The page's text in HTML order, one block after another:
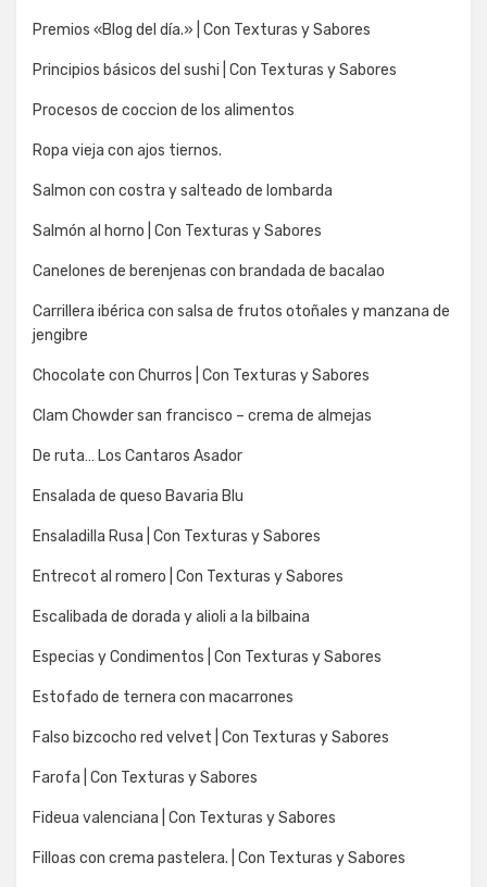
Premios «Blog del día.» | Con Texturas y Sabores
Principios básicos del sushi | Con Texturas y Sabores
Procesos de coccion de los alimentos
Ropa vieja con ajos tiernos.
Salmon con costra y salteado de lombarda
Salmón al horno | Con Texturas y Sabores
Canelones de berenjenas con brandada de bacalao
Carrillera ibérica con salsa de frutos otoñales y manzana de
jengibre
Chocolate con Churros | Con Texturas y Sabores
Clam Chowder san francisco – crema de almejas
De ruta… Los Cantaros Asador
Ensalada de queso Bavaria Blu
Ensaladilla Rusa | Con Texturas y Sabores
Entrecot al romero | Con Texturas y Sabores
Escalibada de dorada y alioli a la bilbaina
Especias y Condimentos | Con Texturas y Sabores
Estofado de ternera con macarrones
Falso bizcocho red velvet | Con Texturas y Sabores
Farofa | Con Texturas y Sabores
Fideua valenciana | Con Texturas y Sabores
Filloas con crema pastelera. | Con Texturas y Sabores